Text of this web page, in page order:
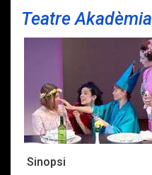
Teatre Akadèmia
Sinopsi